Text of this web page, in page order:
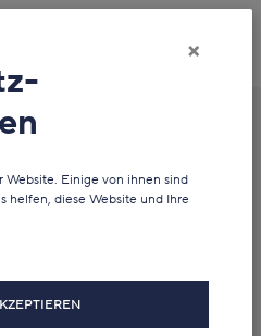
×
Einige von ihnen sind
helfen, diese Website und Ihre